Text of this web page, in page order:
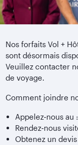
Nos forfaits Vol +
sont désormais
Veuillez contacter
de voyage.
Comment joindre
Appelez‑nous au
Rendez‑nous
Obtenez un devis